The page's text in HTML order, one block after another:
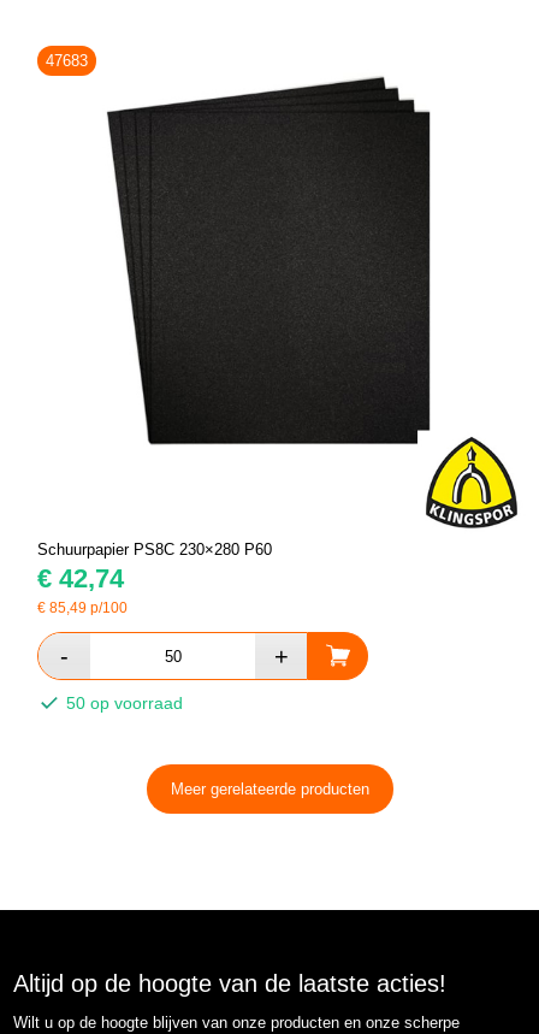
47683
Schuurpapier PS8C 230×280 P60
€ 42,74
€85,49 p/100
50 op voorraad
Meer gerelateerde producten
Altijd op de hoogte van de laatste acties!
Wilt u op de hoogte blijven van onze producten en onze scherpe